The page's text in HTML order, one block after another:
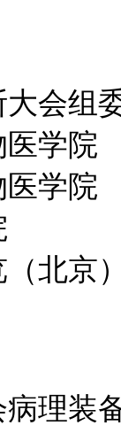
大会组
学院
学院
北京
理装